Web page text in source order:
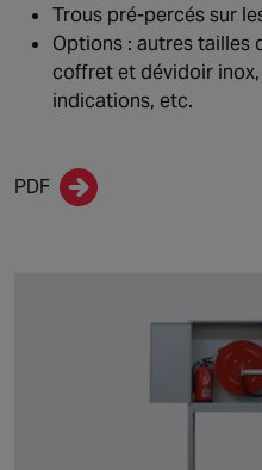
Trous pré-percés sur
Options : autres tailles
coffret et dévidoir
indications, etc.
PDF